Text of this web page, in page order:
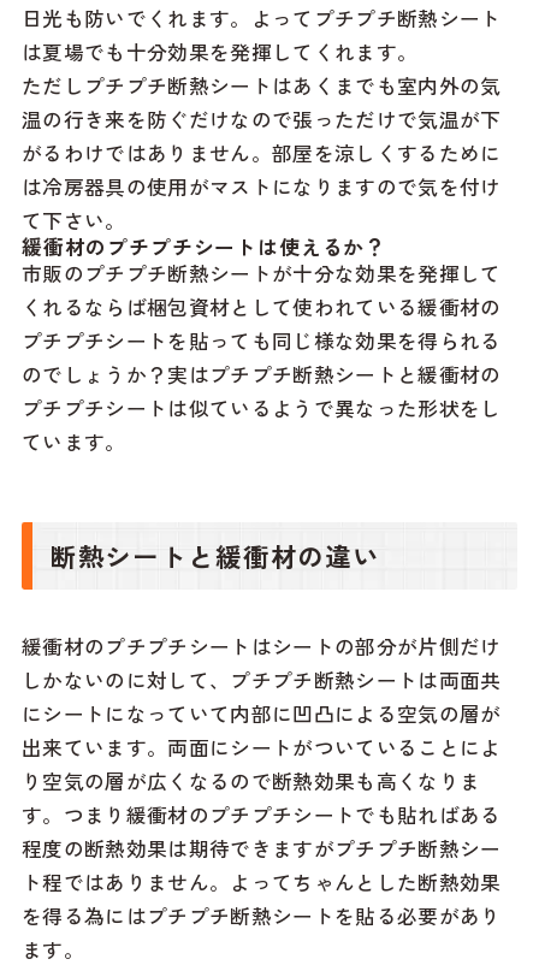
日光も防いでくれます。よってプチプチ断熱シート
は夏場でも十分効果を発揮してくれます。
ただしプチプチ断熱シートはあくまでも室内外の気
温の行き来を防ぐだけなので張っただけで気温が下
がるわけではありません。部屋を涼しくするために
は冷房器具の使用がマストになりますので気を付け
て下さい。
緩衝材のプチプチシートは使えるか？
市販のプチプチ断熱シートが十分な効果を発揮して
くれるならば梱包資材として使われている緩衝材の
プチプチシートを貼っても同じ様な効果を得られる
のでしょうか？実はプチプチ断熱シートと緩衝材の
プチプチシートは似ているようで異なった形状をし
ています。
断熱シートと緩衝材の違い
緩衝材のプチプチシートはシートの部分が片側だけ
しかないのに対して、プチプチ断熱シートは両面共
にシートになっていて内部に凹凸による空気の層が
出来ています。両面にシートがついていることによ
り空気の層が広くなるので断熱効果も高くなりま
す。つまり緩衝材のプチプチシートでも貼ればある
程度の断熱効果は期待できますがプチプチ断熱シー
ト程ではありません。よってちゃんとした断熱効果
を得る為にはプチプチ断熱シートを貼る必要があり
ます。